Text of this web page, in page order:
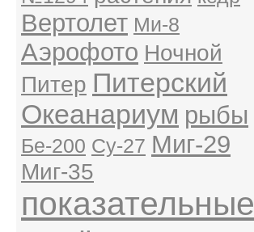
Вертолет Ми-8
Аэрофото Ночной
Питер Питерский
Океанариум рыбы
Бе-200 Су-27 Миг-29
Миг-35
показательные